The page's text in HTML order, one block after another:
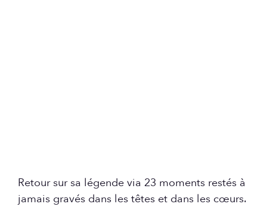
Retour sur sa légende via 23 moments restés à
jamais gravés dans les têtes et dans les cœurs.